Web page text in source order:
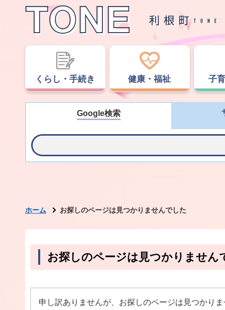
くらし・手続き 健康・福祉 子
Google検索
ホーム お探しのページは見つかりませんでした
お探しのページは見つかりません
申し訳ありませんが、お探しのページは見つかり